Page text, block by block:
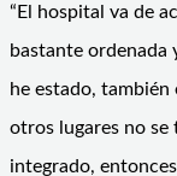
“El hospital va de
bastante ordenada
he estado, también
otros lugares no se
integrado,